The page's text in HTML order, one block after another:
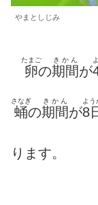
やまとしじみ
卵
たまご
の期間
きかん
が
蛹
さなぎ
の期間
きかん
が8
よう
ります。